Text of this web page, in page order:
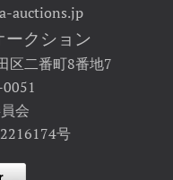
auctions.jp
クション
二番町8番地7
会
号